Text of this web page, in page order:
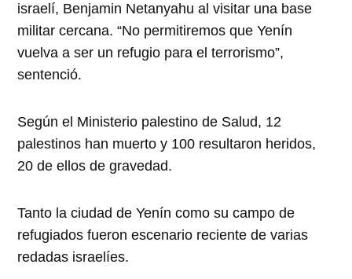
israelí, Benjamin Netanyahu al visitar una base
militar cercana. “No permitiremos que Yenín
vuelva a ser un refugio para el terrorismo”,
sentenció.
Según el Ministerio palestino de Salud, 12
palestinos han muerto y 100 resultaron heridos,
20 de ellos de gravedad.
Tanto la ciudad de Yenín como su campo de
refugiados fueron escenario reciente de varias
redadas israelíes.